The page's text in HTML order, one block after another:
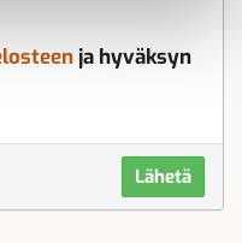
ja hyväksyn
Lähetä